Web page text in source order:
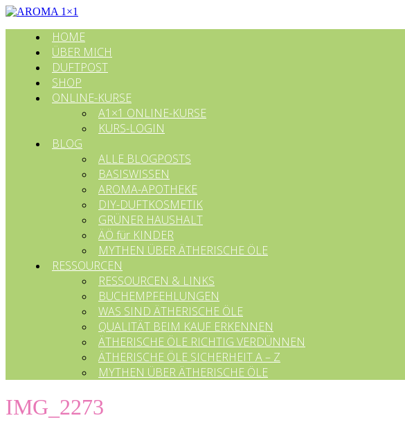
HOME
ÜBER MICH
DUFTPOST
SHOP
ONLINE-KURSE
A1×1 ONLINE-KURSE
KURS-LOGIN
BLOG
ALLE BLOGPOSTS
BASISWISSEN
AROMA-APOTHEKE
DIY-DUFTKOSMETIK
GRÜNER HAUSHALT
ÄÖ für KINDER
MYTHEN ÜBER ÄTHERISCHE ÖLE
RESSOURCEN
RESSOURCEN & LINKS
BUCHEMPFEHLUNGEN
WAS SIND ÄTHERISCHE ÖLE
QUALITÄT BEIM KAUF ERKENNEN
ÄTHERISCHE ÖLE RICHTIG VERDÜNNEN
ÄTHERISCHE ÖLE SICHERHEIT A – Z
MYTHEN ÜBER ÄTHERISCHE ÖLE
IMG_2273